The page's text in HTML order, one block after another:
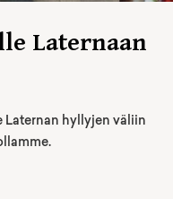
Laternaan
Laternan hyllyjen väliin